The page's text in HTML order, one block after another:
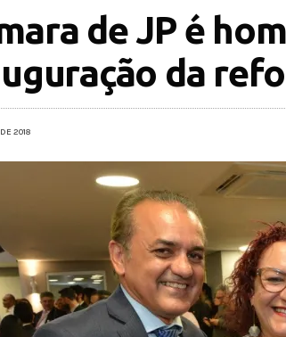
de JP é
da
2018